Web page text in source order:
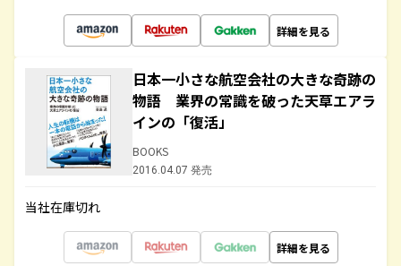
詳細を見る
日本一小さな航空会社の大きな奇跡の
物語 業界の常識を破った天草エアラ
インの「復活」
BOOKS
2016.04.07 発売
当社在庫切れ
詳細を見る